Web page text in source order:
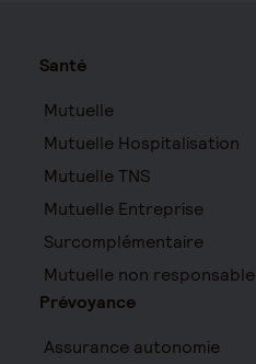
Santé
Mutuelle
Mutuelle Hospitalisation
Mutuelle TNS
Mutuelle Entreprise
Surcomplémentaire
Mutuelle non responsable
Prévoyance
Assurance autonomie